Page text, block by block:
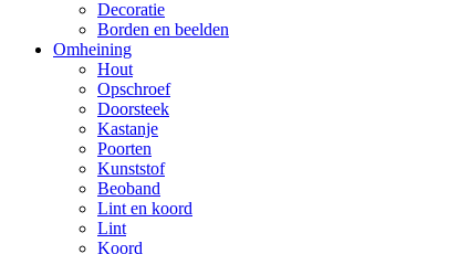
Decoratie
Borden en beelden
Omheining
Hout
Opschroef
Doorsteek
Kastanje
Poorten
Kunststof
Beoband
Lint en koord
Lint
Koord